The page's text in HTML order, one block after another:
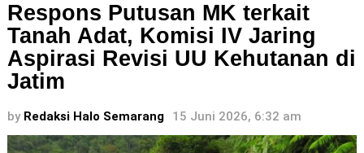
Respons Putusan MK terkait
Tanah Adat, Komisi IV Jaring
Aspirasi Revisi UU Kehutanan di
Jatim
by Redaksi Halo Semarang 15 Juni 2026, 6:32 am